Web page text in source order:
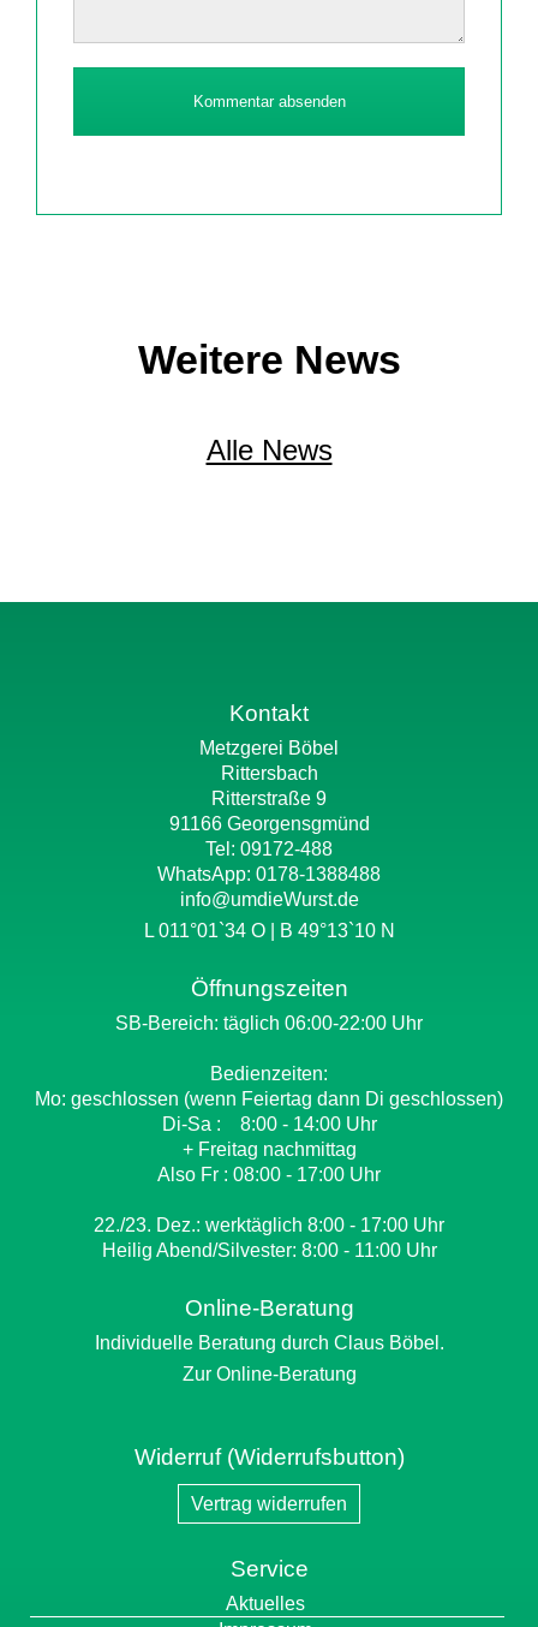
Kommentar absenden
Weitere News
Alle News
Kontakt
Metzgerei Böbel
Rittersbach
Ritterstraße 9
91166 Georgensgmünd
Tel: 09172-488
WhatsApp: 0178-1388488
info@umdieWurst.de
L 011°01`34 O | B 49°13`10 N
Öffnungszeiten
SB-Bereich: täglich 06:00-22:00 Uhr
Bedienzeiten:
Mo: geschlossen (wenn Feiertag dann Di geschlossen)
Di-Sa : 8:00 - 14:00 Uhr
+ Freitag nachmittag
Also Fr : 08:00 - 17:00 Uhr
22./23. Dez.: werktäglich 8:00 - 17:00 Uhr
Heilig Abend/Silvester: 8:00 - 11:00 Uhr
Online-Beratung
Individuelle Beratung durch Claus Böbel.
Zur Online-Beratung
Widerruf (Widerrufsbutton)
Vertrag widerrufen
Service
Navigation
Aktuelles